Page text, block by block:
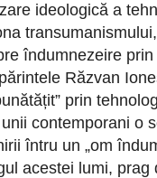
ideologică a
îndumnezeire
Răzvan
prin
contemporani o
întru un „om
acestei lumi, prag